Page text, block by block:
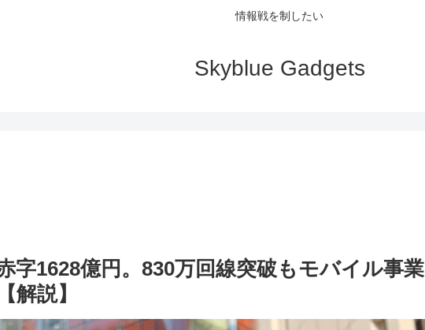
情報戦を制したい
Skyblue Gadgets
字1628億円。830万回線突破もモバイル事業
解説】